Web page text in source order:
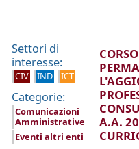
Settori di
interesse:
CIV IND ICT
Categorie:
Comunicazioni
Amministrative
Eventi altri enti
A.A.